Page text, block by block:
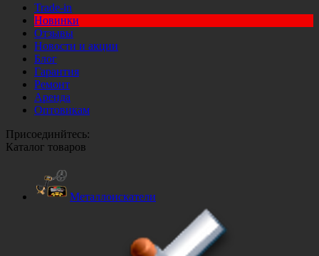
Trade-in
Новинки
Отзывы
Новости и акции
Блог
Гарантия
Ремонт
Аренда
Оптовикам
Присоединйтесь:
Каталог товаров
Металлоискатели